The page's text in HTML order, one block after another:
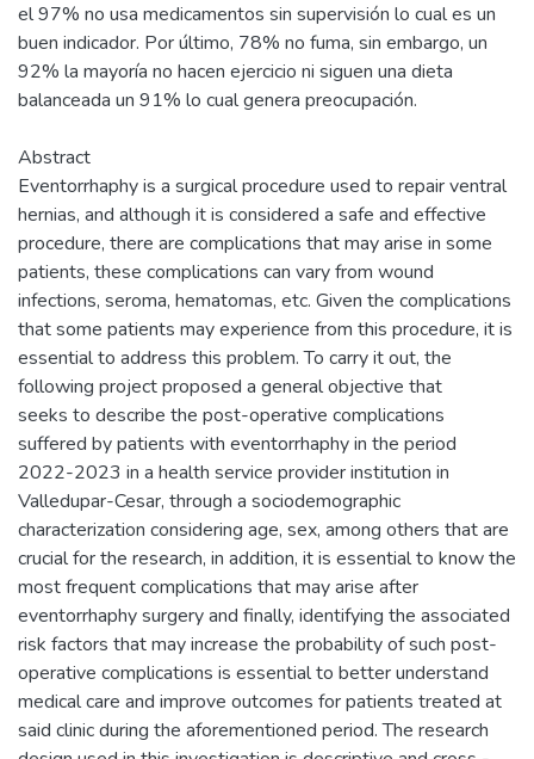
el 97% no usa medicamentos sin supervisión lo cual es un
buen indicador. Por último, 78% no fuma, sin embargo, un
92% la mayoría no hacen ejercicio ni siguen una dieta
balanceada un 91% lo cual genera preocupación.
Abstract
Eventorrhaphy is a surgical procedure used to repair ventral
hernias, and although it is considered a safe and effective
procedure, there are complications that may arise in some
patients, these complications can vary from wound
infections, seroma, hematomas, etc. Given the complications
that some patients may experience from this procedure, it is
essential to address this problem. To carry it out, the
following project proposed a general objective that
seeks to describe the post-operative complications
suffered by patients with eventorrhaphy in the period
2022-2023 in a health service provider institution in
Valledupar-Cesar, through a sociodemographic
characterization considering age, sex, among others that are
crucial for the research, in addition, it is essential to know the
most frequent complications that may arise after
eventorrhaphy surgery and finally, identifying the associated
risk factors that may increase the probability of such post-
operative complications is essential to better understand
medical care and improve outcomes for patients treated at
said clinic during the aforementioned period. The research